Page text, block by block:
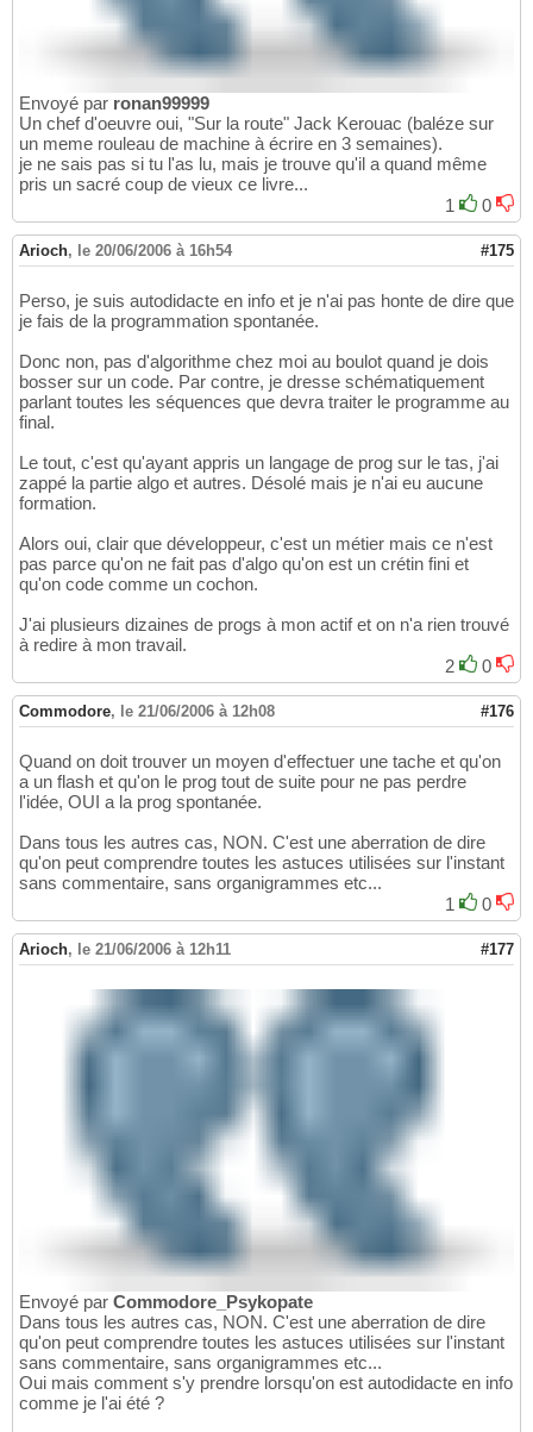
Envoyé par ronan99999
Un chef d'oeuvre oui, "Sur la route" Jack Kerouac (baléze sur
un meme rouleau de machine à écrire en 3 semaines).
je ne sais pas si tu l'as lu, mais je trouve qu'il a quand même
pris un sacré coup de vieux ce livre...
1
0
Arioch, le 20/06/2006 à 16h54 #175
Perso, je suis autodidacte en info et je n'ai pas honte de dire que
je fais de la programmation spontanée.
Donc non, pas d'algorithme chez moi au boulot quand je dois
bosser sur un code. Par contre, je dresse schématiquement
parlant toutes les séquences que devra traiter le programme au
final.
Le tout, c'est qu'ayant appris un langage de prog sur le tas, j'ai
zappé la partie algo et autres. Désolé mais je n'ai eu aucune
formation.
Alors oui, clair que développeur, c'est un métier mais ce n'est
pas parce qu'on ne fait pas d'algo qu'on est un crétin fini et
qu'on code comme un cochon.
J'ai plusieurs dizaines de progs à mon actif et on n'a rien trouvé
à redire à mon travail.
2
0
Commodore, le 21/06/2006 à 12h08 #176
Quand on doit trouver un moyen d'effectuer une tache et qu'on
a un flash et qu'on le prog tout de suite pour ne pas perdre
l'idée, OUI a la prog spontanée.
Dans tous les autres cas, NON. C'est une aberration de dire
qu'on peut comprendre toutes les astuces utilisées sur l'instant
sans commentaire, sans organigrammes etc...
1
0
Arioch, le 21/06/2006 à 12h11 #177
Envoyé par Commodore_Psykopate
Dans tous les autres cas, NON. C'est une aberration de dire
qu'on peut comprendre toutes les astuces utilisées sur l'instant
sans commentaire, sans organigrammes etc...
Oui mais comment s'y prendre lorsqu'on est autodidacte en info
comme je l'ai été ?